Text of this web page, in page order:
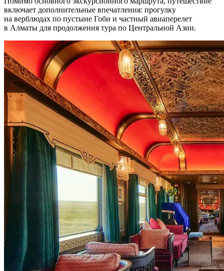
включает дополнительные впечатления: прогулку
на верблюдах по пустыне Гоби и частный авиаперелет
в Алматы для продолжения тура по Центральной Азии.